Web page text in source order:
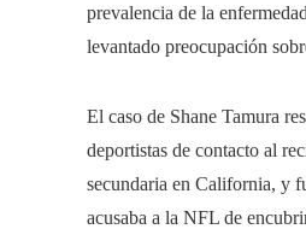
prevalencia de la
levantado preocupación
El caso de Shane Tamura
deportistas de contacto al
secundaria en California, y
acusaba a la NFL de